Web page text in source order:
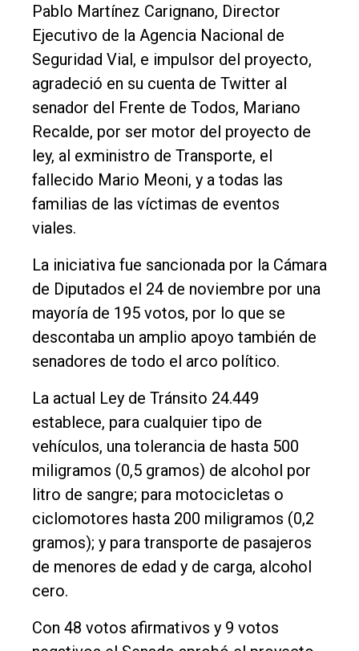
Fúnebres
Edición
Empresa
Nosotros
Contacto
Pablo Martínez Carignano, Director
Ejecutivo de la Agencia Nacional de
Seguridad Vial, e impulsor del proyecto,
agradeció en su cuenta de Twitter al
senador del Frente de Todos, Mariano
Recalde, por ser motor del proyecto de
ley, al exministro de Transporte, el
fallecido Mario Meoni, y a todas las
familias de las víctimas de eventos
viales.
La iniciativa fue sancionada por la Cámara
de Diputados el 24 de noviembre por una
mayoría de 195 votos, por lo que se
descontaba un amplio apoyo también de
senadores de todo el arco político.
La actual Ley de Tránsito 24.449
establece, para cualquier tipo de
vehículos, una tolerancia de hasta 500
miligramos (0,5 gramos) de alcohol por
litro de sangre; para motocicletas o
ciclomotores hasta 200 miligramos (0,2
gramos); y para transporte de pasajeros
de menores de edad y de carga, alcohol
cero.
Con 48 votos afirmativos y 9 votos